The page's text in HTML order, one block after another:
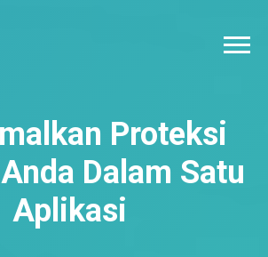
Proteksi
Dalam Satu
Aplikasi